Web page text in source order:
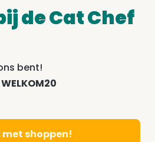
de Cat Chef
bent!
WELKOM20
shoppen!